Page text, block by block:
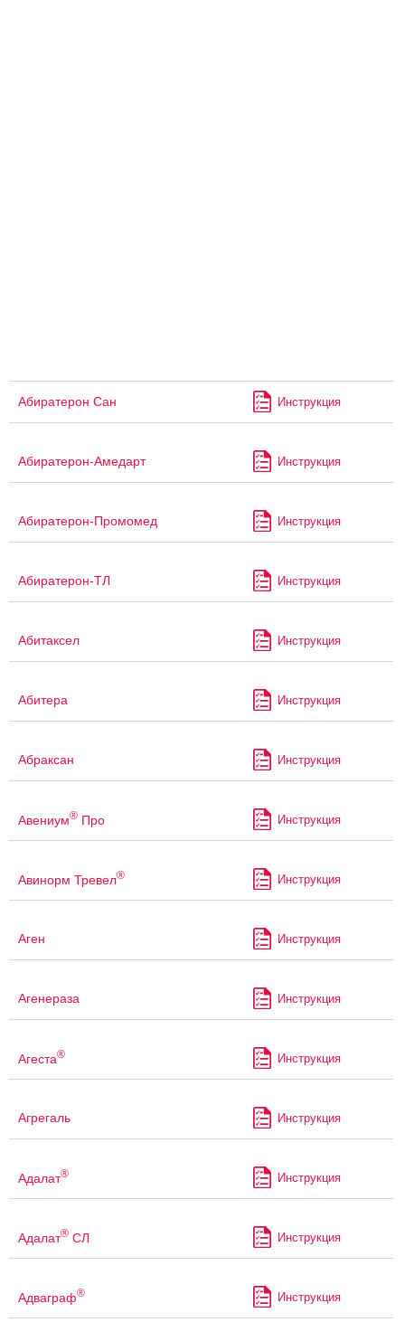
Абиратерон Сан Инструкция
Абиратерон-Амедарт Инструкция
Абиратерон-Промомед Инструкция
Абиратерон-ТЛ Инструкция
Абитаксел Инструкция
Абитера Инструкция
Абраксан Инструкция
Авениум® Про Инструкция
Авинорм Тревел® Инструкция
Аген Инструкция
Агенераза Инструкция
Агеста® Инструкция
Агрегаль Инструкция
Адалат® Инструкция
Адалат® СЛ Инструкция
Адваграф® Инструкция